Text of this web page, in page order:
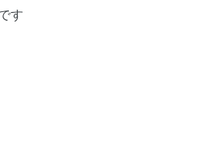
す